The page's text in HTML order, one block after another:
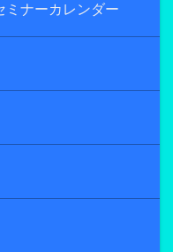
ミナーカレンダー